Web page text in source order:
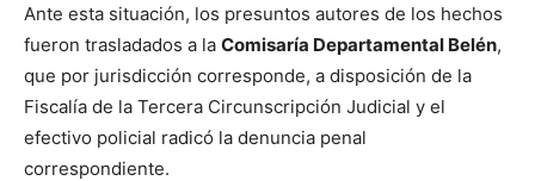
Ante esta situación, los presuntos autores de los hechos
fueron trasladados a la Comisaría Departamental Belén,
que por jurisdicción corresponde, a disposición de la
Fiscalía de la Tercera Circunscripción Judicial y el
efectivo policial radicó la denuncia penal
correspondiente.